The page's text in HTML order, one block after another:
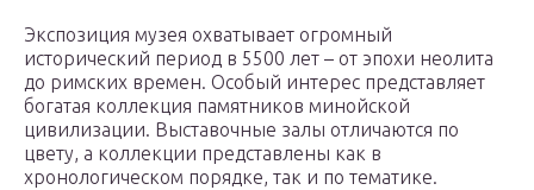
Экспозиция музея охватывает огромный
исторический период в 5500 лет – от эпохи неолита
до римских времен. Особый интерес представляет
богатая коллекция памятников минойской
цивилизации. Выставочные залы отличаются по
цвету, а коллекции представлены как в
хронологическом порядке, так и по тематике.